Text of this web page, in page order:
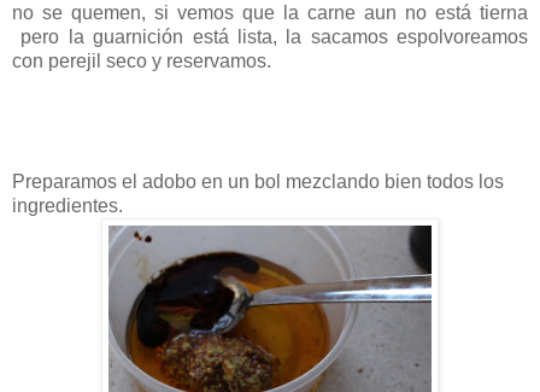
no se quemen, si vemos que la carne aun no está tierna
pero la guarnición está lista, la sacamos espolvoreamos
con perejil seco y reservamos.
Preparamos el adobo en un bol mezclando bien todos los
ingredientes.